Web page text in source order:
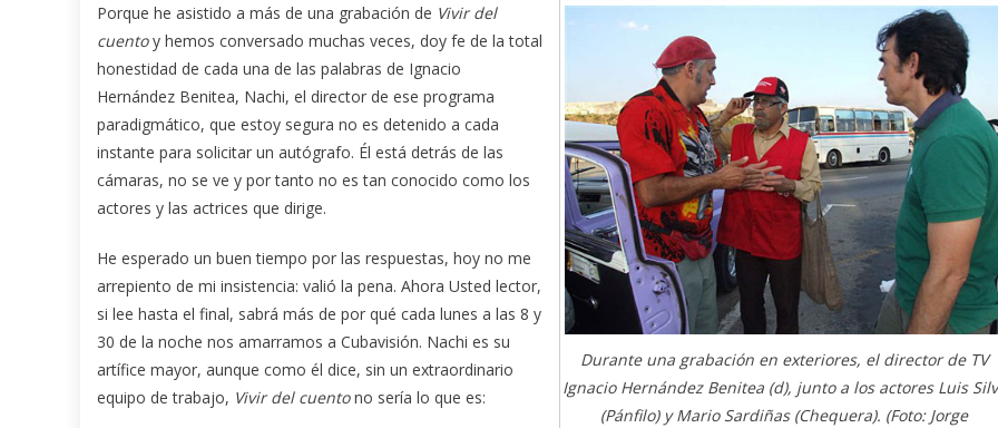
Durante una grabación en exteriores, el director de TV
Ignacio Hernández Benitea (d), junto a los actores Luis
(Pánfilo) y Mario Sardiñas (Chequera). (Foto: Jorge
Porque he asistido a más de una grabación de Vivir del
cuentoy hemos conversado muchas veces, doy fe de la total
honestidad de cada una de las palabras de Ignacio
Hernández Benitea, Nachi, el director de ese programa
paradigmático, que estoy segura no es detenido a cada
instante para solicitar un autógrafo. Él está detrás de las
cámaras, no se ve y por tanto no es tan conocido como los
actores y las actrices que dirige.
He esperado un buen tiempo por las respuestas, hoy no me
arrepiento de mi insistencia: valió la pena. Ahora Usted lector,
si lee hasta el final, sabrá más de por qué cada lunes a las 8 y
30 de la noche nos amarramos a Cubavisión. Nachi es su
artífice mayor, aunque como él dice, sin un extraordinario
equipo de trabajo, Vivir del cuentono sería lo que es: